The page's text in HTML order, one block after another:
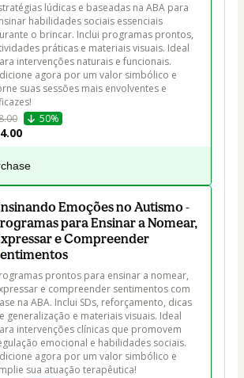
lúdicas e baseadas na ABA para
habilidades sociais essenciais
o brincar. Inclui programas prontos,
práticas e materiais visuais. Ideal
intervenções naturais e funcionais.
agora por um valor simbólico e
suas sessões mais envolventes e
50%
Emoções no Autismo -
para Ensinar a Nomear,
e Compreender
prontos para ensinar a nomear,
e compreender sentimentos com
na ABA. Inclui SDs, reforçamento, dicas
generalização e materiais visuais. Ideal
intervenções clínicas que promovem
emocional e habilidades sociais.
agora por um valor simbólico e
sua atuação terapêutica!